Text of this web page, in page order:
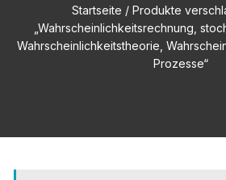
Startseite / Produkte
„Wahrscheinlichkeitsrechnung,
Wahrscheinlichkeitstheorie,
Prozesse“